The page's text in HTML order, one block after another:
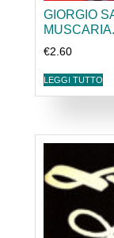
GIORGIO
€2.60
LEGGI TUTTO